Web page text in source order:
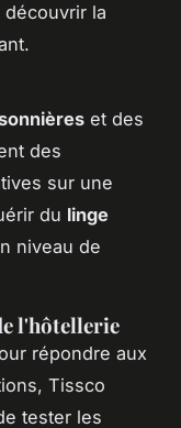
la
et des
des
sur une
du linge
niveau de
l'hôtellerie
répondre aux
Tissco
tester les